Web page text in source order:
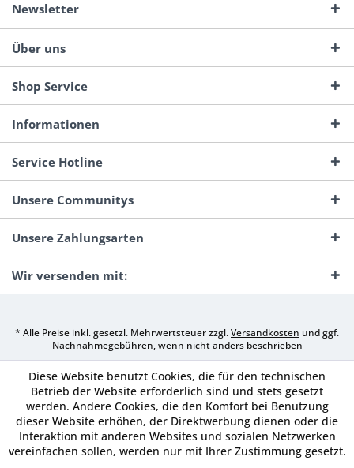
Newsletter
Über uns
Shop Service
Informationen
Service Hotline
Unsere Communitys
Unsere Zahlungsarten
Wir versenden mit:
* Alle Preise inkl. gesetzl. Mehrwertsteuer zzgl.Versandkosten und ggf.
Nachnahmegebühren, wenn nicht anders beschrieben
Diese Website benutzt Cookies, die für den technischen
Betrieb der Website erforderlich sind und stets gesetzt
werden. Andere Cookies, die den Komfort bei Benutzung
dieser Website erhöhen, der Direktwerbung dienen oder die
Interaktion mit anderen Websites und sozialen Netzwerken
vereinfachen sollen, werden nur mit Ihrer Zustimmung gesetzt.